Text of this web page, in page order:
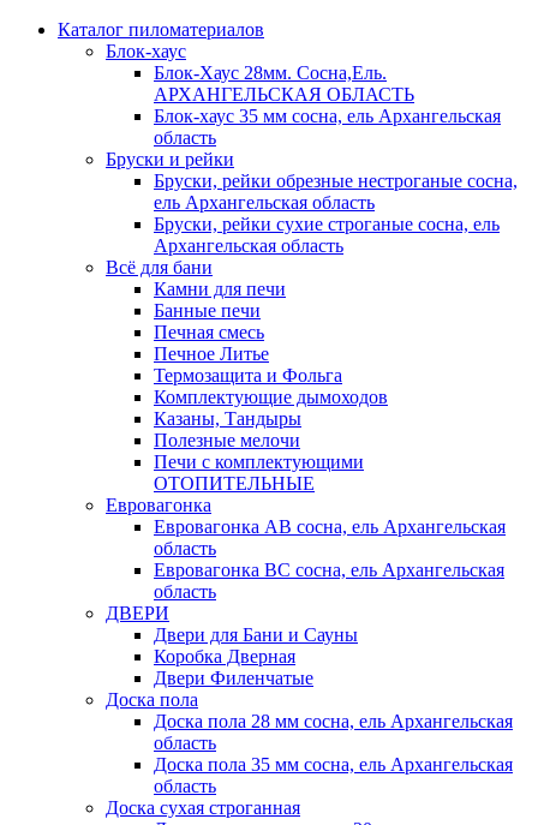
Каталог пиломатериалов
Блок-хаус
Блок-Хаус 28мм. Сосна,Ель.
АРХАНГЕЛЬСКАЯ ОБЛАСТЬ
Блок-хаус 35 мм сосна, ель Архангельская
область
Бруски и рейки
Бруски, рейки обрезные нестроганые сосна,
ель Архангельская область
Бруски, рейки сухие строганые сосна, ель
Архангельская область
Всё для бани
Камни для печи
Банные печи
Печная смесь
Печное Литье
Термозащита и Фольга
Комплектующие дымоходов
Казаны, Тандыры
Полезные мелочи
Печи с комплектующими
ОТОПИТЕЛЬНЫЕ
Евровагонка
Евровагонка АВ сосна, ель Архангельская
область
Евровагонка ВС сосна, ель Архангельская
область
ДВЕРИ
Двери для Бани и Сауны
Коробка Дверная
Двери Филенчатые
Доска пола
Доска пола 28 мм сосна, ель Архангельская
область
Доска пола 35 мм сосна, ель Архангельская
область
Доска сухая строганная